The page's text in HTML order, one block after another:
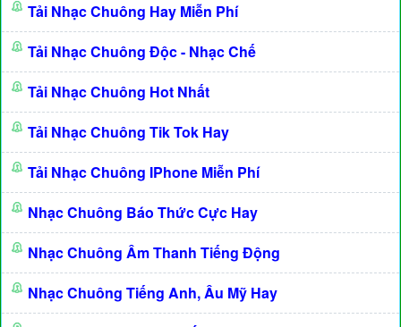
Tải Nhạc Chuông Hay Miễn Phí
Tải Nhạc Chuông Độc - Nhạc Chế
Tải Nhạc Chuông Hot Nhất
Tải Nhạc Chuông Tik Tok Hay
Tải Nhạc Chuông IPhone Miễn Phí
Nhạc Chuông Báo Thức Cực Hay
Nhạc Chuông Âm Thanh Tiếng Động
Nhạc Chuông Tiếng Anh, Âu Mỹ Hay